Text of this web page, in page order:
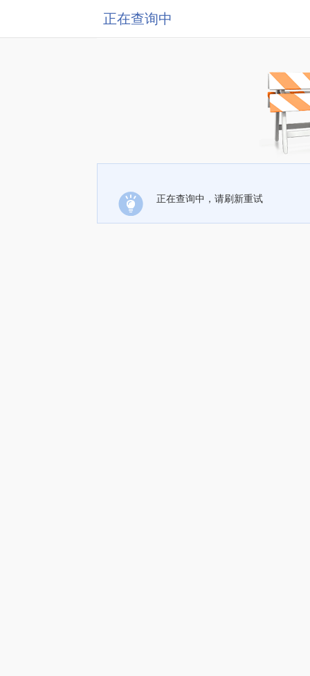
正在查询中
正在查询中，请刷新重试